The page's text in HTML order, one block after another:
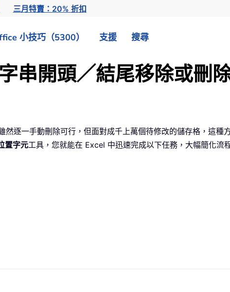
三月特賣：20% 折扣
小技巧（5300） 支援 搜尋
串開頭／結尾移除或刪
逐一手動刪除可行，但面對成千上萬個待修改的儲存格，這種
置字元工具，您就能在 Excel 中迅速完成以下任務，大幅簡化流